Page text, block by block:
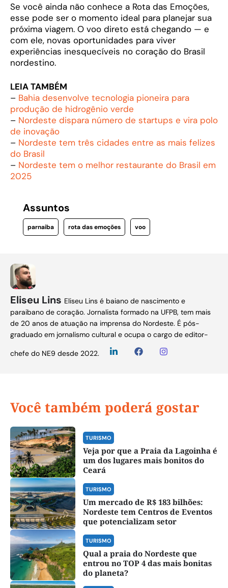
Se você ainda não conhece a Rota das Emoções,
esse pode ser o momento ideal para planejar sua
próxima viagem. O voo direto está chegando — e
com ele, novas oportunidades para viver
experiências inesquecíveis no coração do Brasil
nordestino.
LEIA TAMBÉM
– Bahia desenvolve tecnologia pioneira para
produção de hidrogênio verde
– Nordeste dispara número de startups e vira polo
de inovação
– Nordeste tem três cidades entre as mais felizes
do Brasil
– Nordeste tem o melhor restaurante do Brasil em
2025
Assuntos
parnaiba rota das emoções voo
Eliseu Lins Eliseu Lins é baiano de nascimento e
paraibano de coração. Jornalista formado na UFPB, tem mais
de 20 anos de atuação na imprensa do Nordeste. É pós-
graduado em jornalismo cultural e ocupa o cargo de editor-
chefe do NE9 desde 2022.
Você também poderá gostar
TURISMO
Veja por que a Praia da Lagoinha é
um dos lugares mais bonitos do
Ceará
TURISMO
Um mercado de R$ 183 bilhões:
Nordeste tem Centros de Eventos
que potencializam setor
TURISMO
Qual a praia do Nordeste que
entrou no TOP 4 das mais bonitas
do planeta?